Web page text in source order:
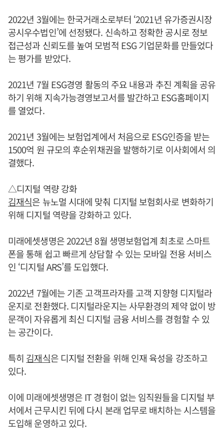
2022년 3월에는 한국거래소로부터 ‘2021년 유가증권시장
공시우수법인’에 선정됐다. 신속하고 정확한 공시로 정보
접근성과 신뢰도를 높여 모범적 ESG 기업문화를 만들었다
는 평가를 받았다.
2021년 7월 ESG경영 활동의 주요 내용과 추진 계획을 공유
하기 위해 지속가능경영보고서를 발간하고 ESG홈페이지
를 열었다.
2021년 3월에는 보험업계에서 처음으로 ESG인증을 받는
1500억 원 규모의 후순위채권을 발행하기로 이사회에서 의
결했다.
△디지털 역량 강화
김재식은 뉴노멀 시대에 맞춰 디지털 보험회사로 변화하기
위해 디지털 역량을 강화하고 있다.
미래에셋생명은 2022년 8월 생명보험업계 최초로 스마트
폰을 통해 쉽고 빠르게 상담할 수 있는 모바일 전용 서비스
인 ‘디지털 ARS’를 도입했다.
2022년 7월에는 기존 고객프라자를 고객 지향형 디지털라
운지로 전환했다. 디지털라운지는 사무환경의 제약 없이 방
문객이 자유롭게 최신 디지털 금융 서비스를 경험할 수 있
는 공간이다.
특히 김재식은 디지털 전환을 위해 인재 육성을 강조하고
있다.
이에 미래에셋생명은 IT 경험이 없는 임직원들을 디지털 부
서에서 근무시킨 뒤에 다시 본래 업무로 배치하는 시스템을
도입해 운영하고 있다.